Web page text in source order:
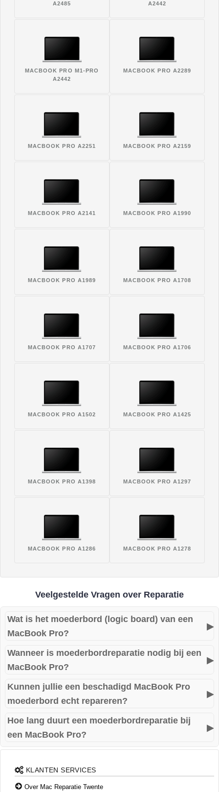
A2485
A2442
MACBOOK PRO M1-PRO
A2442
MACBOOK PRO A2289
MACBOOK PRO A2251 MACBOOK PRO A2159
MACBOOK PRO A2141 MACBOOK PRO A1990
MACBOOK PRO A1989 MACBOOK PRO A1708
MACBOOK PRO A1707 MACBOOK PRO A1706
MACBOOK PRO A1502 MACBOOK PRO A1425
MACBOOK PRO A1398 MACBOOK PRO A1297
MACBOOK PRO A1286 MACBOOK PRO A1278
Veelgestelde Vragen over Reparatie
Wat is het moederbord (logic board) van een
MacBook Pro?
▶
Het moederbord is het centrale onderdeel van uw MacBook
Pro waar alle componenten samenkomen, zoals de
processor, opslag en geheugen. Bij defecten kan uw
MacBook volledig uitvallen of foutmeldingen geven.
Wanneer is moederbordreparatie nodig bij een
MacBook Pro?
▶
Symptomen zoals niet opstarten, zwart scherm, spontane
herstarts, oververhitting of ernstige prestatieproblemen
Kunnen jullie een beschadigd MacBook Pro
moederbord echt repareren?
▶
Ja, wij voeren geavanceerde chip-level reparaties uit
waarbij alleen de beschadigde componenten worden
vervangen. Dit is veel goedkoper dan het volledig
Hoe lang duurt een moederbordreparatie bij
een MacBook Pro?
▶
moederbordreparatie meestal tussen de 3 en 5 werkdagen.
KLANTEN SERVICES
Over Mac Reparatie Twente